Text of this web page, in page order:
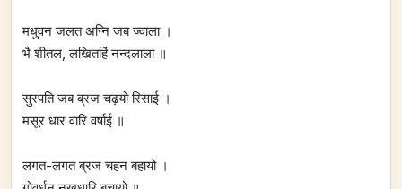
मधुवन जलत अग्नि जब ज्वाला ।
भै शीतल, लखितहिं नन्दलाला ॥
सुरपति जब ब्रज चढ़यो रिसाई ।
मसूर धार वारि वर्षाई ॥
लगत-लगत ब्रज चहन बहायो ।